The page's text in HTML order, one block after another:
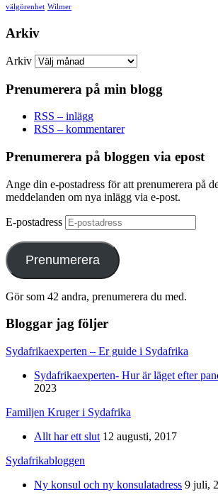
välgörenhet Wilmer
Arkiv
Arkiv
Prenumerera på min blogg
RSS – inlägg
RSS – kommentarer
Prenumerera på bloggen via epost
Ange din e-postadress för att prenumerera på
meddelanden om nya inlägg via e-post.
E-postadress
Prenumerera
Gör som 42 andra, prenumerera du med.
Bloggar jag följer
Sydafrikaexperten – Er guide i Sydafrika
Sydafrikaexperten- Hur är läget efter
2023
Familjen Kruger i Sydafrika
Allt har ett slut 12 augusti, 2017
Sydafrikabloggen
Ny konsul och ny konsulatadress 9 juli,